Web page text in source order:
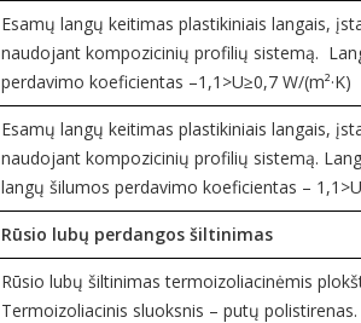
Esamų langų keitimas plastikiniais langais,
naudojant kompozicinių profilių sistemą.
perdavimo koeficientas –1,1>U≥0,7 W/(m²·K)
Esamų langų keitimas plastikiniais langais,
naudojant kompozicinių profilių sistemą.
langų šilumos perdavimo koeficientas –
Rūsio lubų perdangos šiltinimas
Rūsio lubų šiltinimas termoizoliacinėmis
Termoizoliacinis sluoksnis – putų